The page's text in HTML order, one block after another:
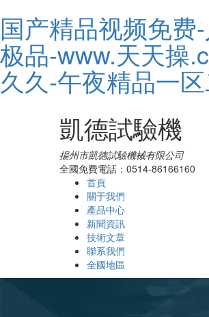
国产精品视频免
极品-www.天天操
久久-午夜精品一
凱德試驗機
揚州市凱德試驗機械有限公司
全國免費電話：0514-86166160
首頁
關于我們
產品中心
新聞資訊
技術文章
聯系我們
全國地區